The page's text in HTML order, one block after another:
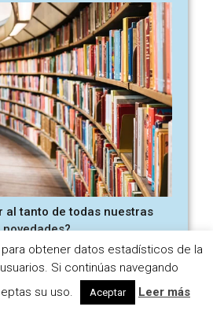
al tanto de todas nuestras
novedades?
ahora!
obtener datos estadísticos de la
Si continúas navegando
su uso.
Aceptar Leer más